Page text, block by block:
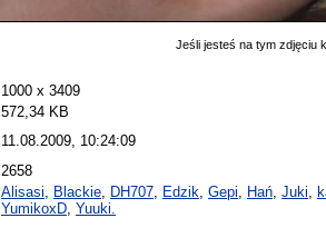
Jeśli jesteś na tym zdjęciu
1000 x 3409
572,34 KB
11.08.2009, 10:24:09
2658
Alisasi Blackie DH707 Edzik Gepi Hań Juki
YumikoxD Yuuki.